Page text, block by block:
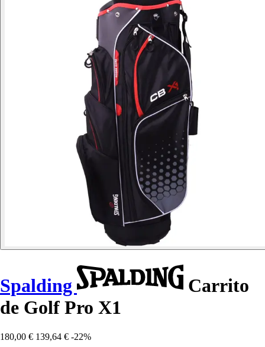
Spalding
Carrito
de Golf Pro X1
180,00 € 139,64 € -22%